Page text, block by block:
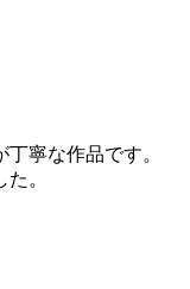
寧な作品です。
。